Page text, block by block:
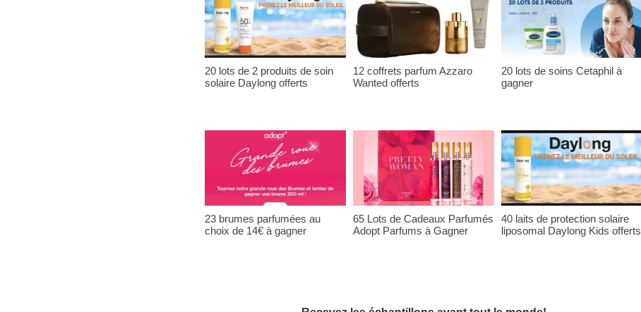
20 lots de 2 produits de soin
solaire Daylong offerts
12 coffrets parfum Azzaro
Wanted offerts
20 lots de soins Cetaphil à
gagner
23 brumes parfumées au
choix de 14€ à gagner
65 Lots de Cadeaux Parfumés
Adopt Parfums à Gagner
40 laits de protection solaire
liposomal Daylong Kids offerts